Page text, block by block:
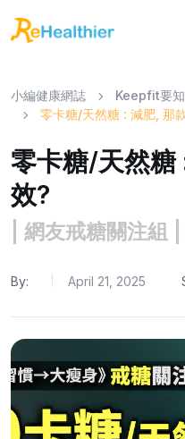
小編健康網誌
Keepfit要知
零卡糖/天然糖 : 減肥, 那
零卡糖/天然糖
效?
| 網友戒糖關注組 |
By: April 21, 2025